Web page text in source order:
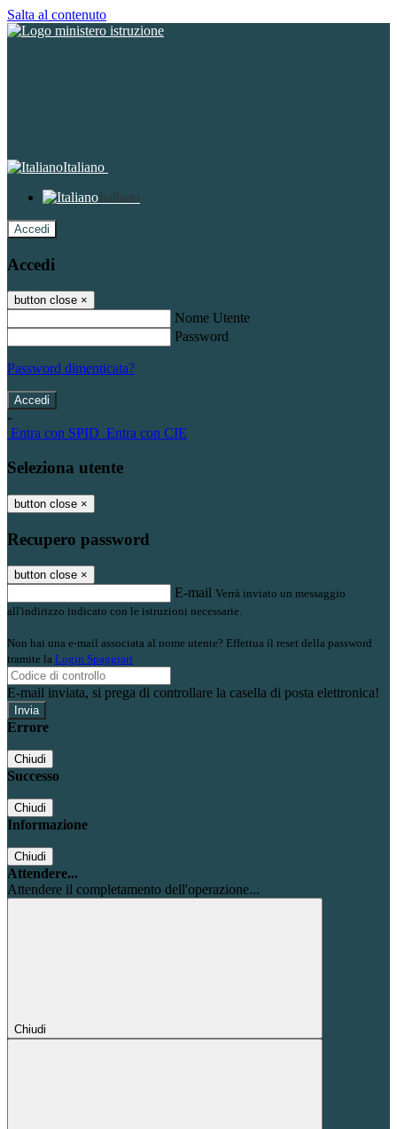
Salta al contenuto
Italiano
Italiano
Accedi
Accedi
button close ×
Nome Utente
Password
Password dimenticata?
-
Entra con SPID Entra con CIE
Seleziona utente
button close ×
Recupero password
button close ×
E-mail Verrà inviato un messaggio
all'indirizzo indicato con le istruzioni necessarie.
Non hai una e-mail associata al nome utente? Effettua il reset della password
tramite la Login Spaggiari
E-mail inviata, si prega di controllare la casella di posta elettronica!
Errore
Chiudi
Successo
Chiudi
Informazione
Chiudi
Attendere...
Attendere il completamento dell'operazione...
Chiudi